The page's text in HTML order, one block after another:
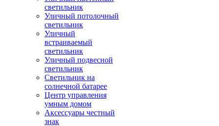
светильник
Уличный потолочный
светильник
Уличный
встраиваемый
светильник
Уличный подвесной
светильник
Светильник на
солнечной батарее
Центр управления
умным домом
Аксессуары честный
знак